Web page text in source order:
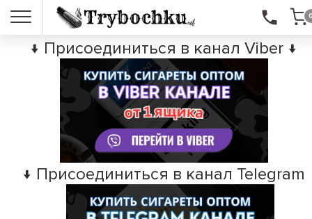
↓ Присоединиться в канал Viber ↓
↓ Присоединиться в канал Telegram